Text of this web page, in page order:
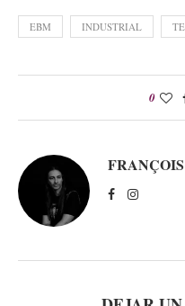
EBM INDUSTRIAL
0